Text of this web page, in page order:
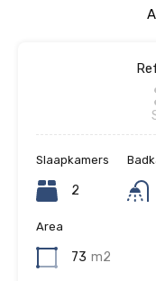
Slaapkamers
2
Area
73 m2